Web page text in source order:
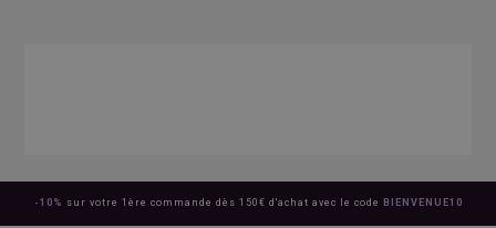
-10% sur votre 1ère commande dès 150€ d'achat avec le code BIENVENUE10